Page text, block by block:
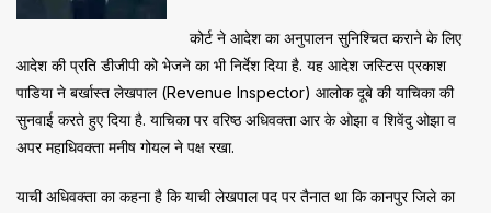
कोर्ट ने आदेश का अनुपालन सुनिश्चित कराने के लिए
आदेश की प्रति डीजीपी को भेजने का भी निर्देश दिया है. यह आदेश जस्टिस प्रकाश
पाडिया ने बर्खास्त लेखपाल (Revenue Inspector) आलोक दूबे की याचिका की
सुनवाई करते हुए दिया है. याचिका पर वरिष्ठ अधिवक्ता आर के ओझा व शिवेंदु ओझा व
अपर महाधिवक्ता मनीष गोयल ने पक्ष रखा.
याची अधिवक्ता का कहना है कि याची लेखपाल पद पर तैनात था कि कानपुर जिले का